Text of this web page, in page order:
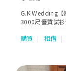
G.K Wedding【
3000尺優質試
務，Bigday攝
Wedding
訂造，星級化妝
購買 租借